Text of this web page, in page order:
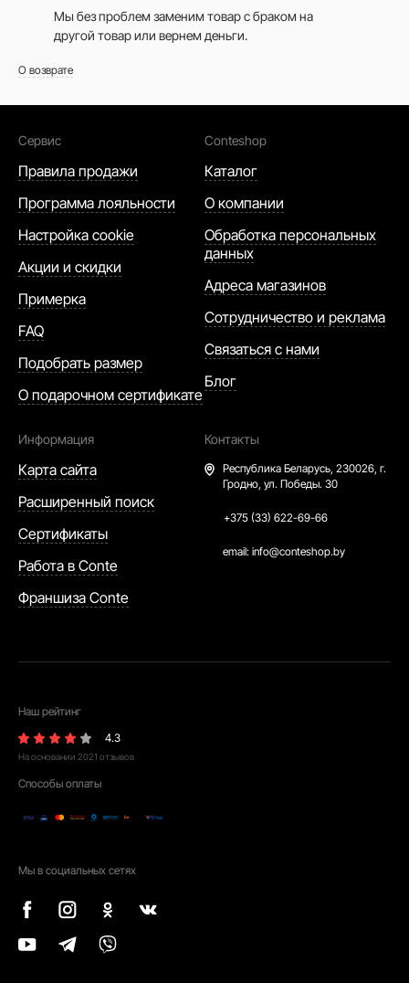
Мы без проблем заменим товар с браком на
другой товар или вернем деньги.
О возврате
Сервис
Правила продажи
Программа лояльности
Настройка cookie
Акции и скидки
Примерка
FAQ
Подобрать размер
О подарочном сертификате
Conteshop
Каталог
О компании
Обработка персональных
данных
Адреса магазинов
Сотрудничество и реклама
Связаться с нами
Блог
Информация
Карта сайта
Расширенный поиск
Сертификаты
Работа в Conte
Франшиза Conte
Контакты
Республика Беларусь, 230026, г.
Гродно, ул. Победы. 30
+375 (33) 622-69-66
email: info@conteshop.by
Наш рейтинг
4.3
На основании 2021 отзывов
Способы оплаты
Мы в социальных сетях